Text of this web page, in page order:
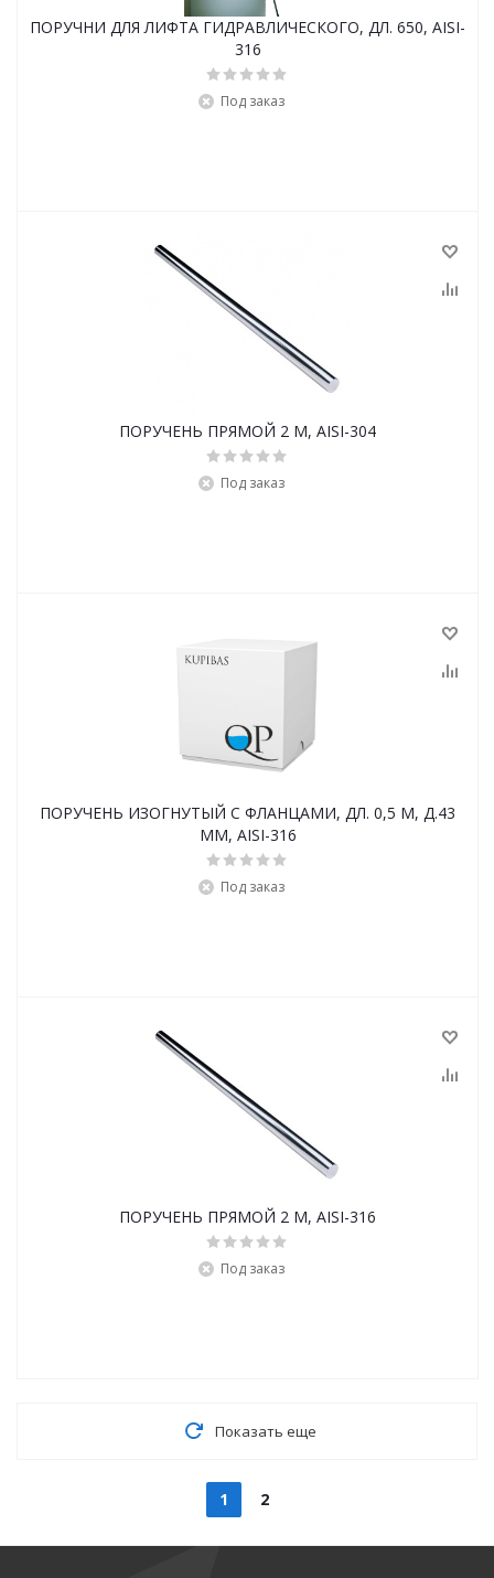
ПОРУЧНИ ДЛЯ ЛИФТА ГИДРАВЛИЧЕСКОГО, ДЛ. 650, AISI-
316
Под заказ
ПОРУЧЕНЬ ПРЯМОЙ 2 M, AISI-304
Под заказ
ПОРУЧЕНЬ ИЗОГНУТЫЙ С ФЛАНЦАМИ, ДЛ. 0,5 М, Д.43
ММ, AISI-316
Под заказ
ПОРУЧЕНЬ ПРЯМОЙ 2 M, AISI-316
Под заказ
Показать еще
1 2